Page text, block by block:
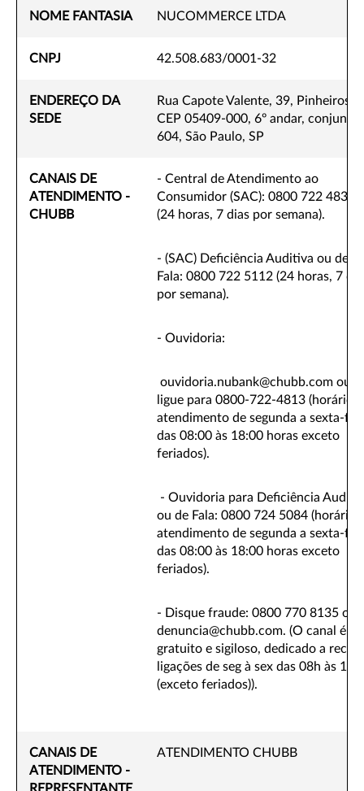
NOME FANTASIA NUCOMMERCE LTDA
CNPJ 42.508.683/0001-32
ENDEREÇO DA
SEDE
Rua Capote Valente, 39, Pinheiros,
CEP 05409-000, 6º andar, conjunto
604, São Paulo, SP
CANAIS DE
ATENDIMENTO -
CHUBB
- Central de Atendimento ao
Consumidor (SAC): 0800 722 4832.
(24 horas, 7 dias por semana).
- (SAC) Deficiência Auditiva ou de
Fala: 0800 722 5112 (24 horas, 7
por semana).
- Ouvidoria:
ouvidoria.nubank@chubb.com ou
ligue para 0800-722-4813 (horário
atendimento de segunda a sexta-
das 08:00 às 18:00 horas exceto
feriados).
- Ouvidoria para Deficiência
ou de Fala: 0800 724 5084 (horário
atendimento de segunda a sexta-
das 08:00 às 18:00 horas exceto
feriados).
- Disque fraude: 0800 770 8135 ou
denuncia@chubb.com. (O canal é
gratuito e sigiloso, dedicado a
ligações de seg à sex das 08h às 18h
(exceto feriados)).
CANAIS DE
ATENDIMENTO -
ATENDIMENTO CHUBB